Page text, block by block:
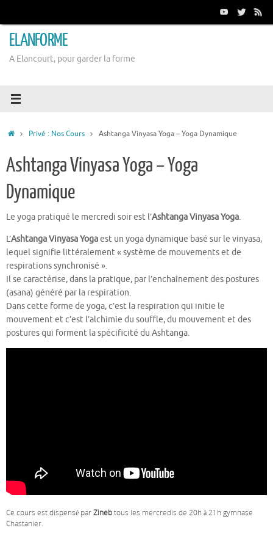
contenu
ELANFORME
A Elancourt, pour garder la forme
AccueilPrivé : Nos Cours Ashtanga Vinyasa Yoga – Yoga Dynamique
Ashtanga Vinyasa Yoga – Yoga
Dynamique
Le yoga pratiqué le mercredi soir est l’Ashtanga Vinyasa Yoga.
L’Ashtanga Vinyasa Yogaest un yoga dynamique basé sur le vinyasa,
lequel signifie littéralement « système de mouvements et de
respirations synchronisé ».
Il se caractérise, dans la pratique, par l’enchaînement des postures
(asana) généré par la respiration.
Dans cette forme de yoga, c’est la respiration qui initie le
mouvement et c’est l’alchimie du souffle, du mouvement et des
postures qui forment la spécificité du Ashtanga.
Ce cours est dispensé parZinebtous les mercredis de 20h à 21h gymnase
Chastanier.